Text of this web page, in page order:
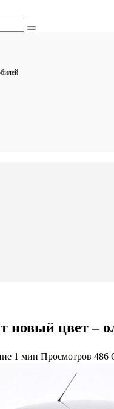
новый цвет –
1 мин Просмотров 486